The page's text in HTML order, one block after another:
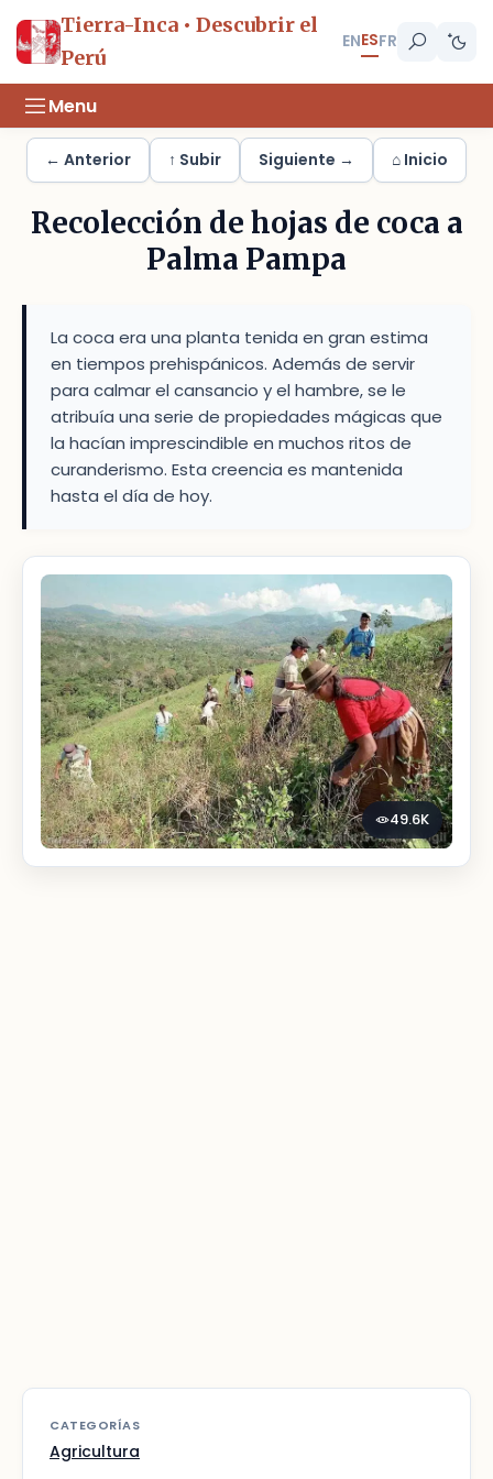
Tierra-Inca • Descubrir el
Perú
ENESFR
Menu
← Anterior ↑ Subir Siguiente → ⌂ Inicio
Recolección de hojas de coca a
Palma Pampa
La coca era una planta tenida en gran estima
en tiempos prehispánicos. Además de servir
para calmar el cansancio y el hambre, se le
atribuía una serie de propiedades mágicas que
la hacían imprescindible en muchos ritos de
curanderismo. Esta creencia es mantenida
hasta el día de hoy.
49.6K
CATEGORÍAS
Agricultura